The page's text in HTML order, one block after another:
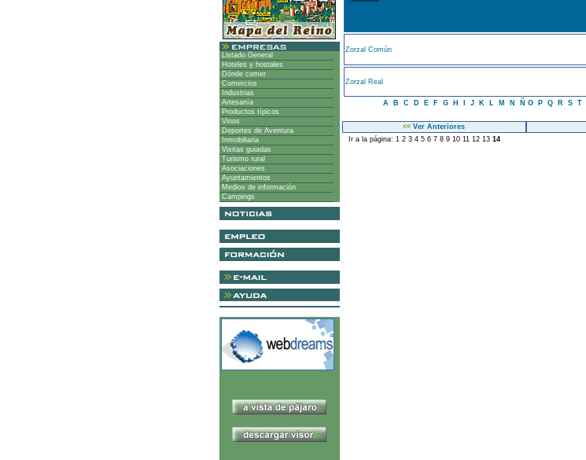
Listado General
Hoteles y hostales
Dónde comer
Comercios
Industrias
Artesanía
Productos típicos
Vinos
Deportes de Aventura
Inmobiliaria
Visitas guiadas
Turismo rural
Asociaciones
Ayuntamientos
Medios de información
Campings
Zorzal Común
Zorzal Real
A B C D E F G H J K L M N Ñ O P Q R S T
<< Ver Anteriores
Ir a la página: 1 2 3 4 5 6 7 8 9 10 11 12 13 14